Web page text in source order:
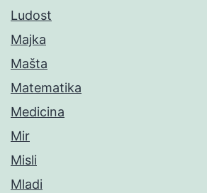
Ludost
Majka
Mašta
Matematika
Medicina
Mir
Misli
Mladi